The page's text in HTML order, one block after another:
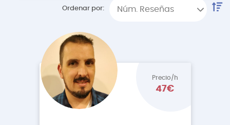
Ordenar por: Núm. Reseñas
Precio/h
47€